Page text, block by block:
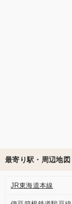
最寄り駅・周辺地図
JR東海道本線